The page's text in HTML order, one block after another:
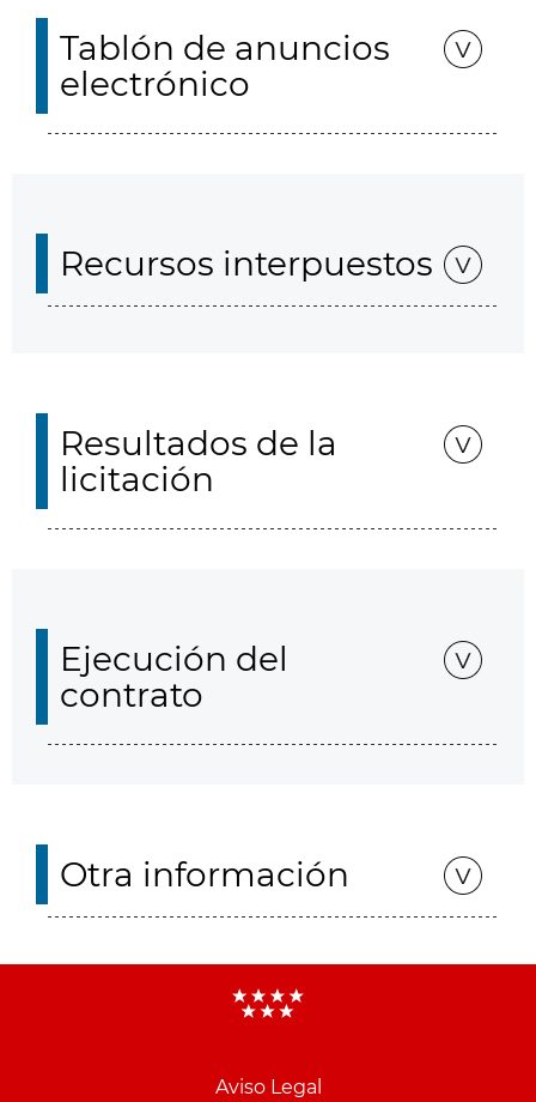
Tablón de anuncios
electrónico
Recursos interpuestos
Resultados de la
licitación
Ejecución del
contrato
Otra información
Aviso Legal